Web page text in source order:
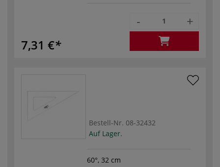
7,31 €
- +
Bestell-Nr. 08-32432
Auf Lager.
60°, 32 cm